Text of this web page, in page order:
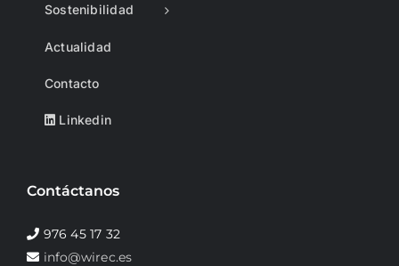
Sostenibilidad
Actualidad
Contacto
Linkedin
Contáctanos
976 45 17 32
info@wirec.es